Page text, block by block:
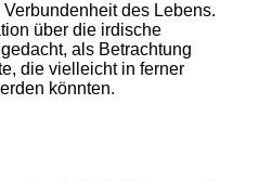
Verbundenheit des Lebens.
über die irdische
als Betrachtung
die vielleicht in ferner
könnten.